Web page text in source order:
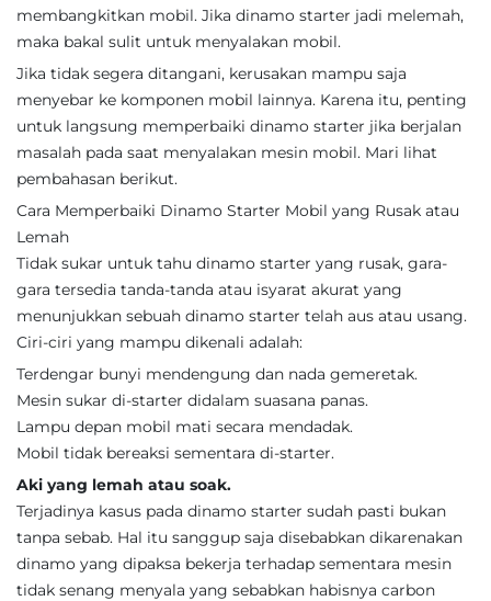
membangkitkan mobil. Jika dinamo starter jadi melemah,
maka bakal sulit untuk menyalakan mobil.
Jika tidak segera ditangani, kerusakan mampu saja
menyebar ke komponen mobil lainnya. Karena itu, penting
untuk langsung memperbaiki dinamo starter jika berjalan
masalah pada saat menyalakan mesin mobil. Mari lihat
pembahasan berikut.
Cara Memperbaiki Dinamo Starter Mobil yang Rusak atau
Lemah
Tidak sukar untuk tahu dinamo starter yang rusak, gara-
gara tersedia tanda-tanda atau isyarat akurat yang
menunjukkan sebuah dinamo starter telah aus atau usang.
Ciri-ciri yang mampu dikenali adalah:
Terdengar bunyi mendengung dan nada gemeretak.
Mesin sukar di-starter didalam suasana panas.
Lampu depan mobil mati secara mendadak.
Mobil tidak bereaksi sementara di-starter.
Aki yang lemah atau soak.
Terjadinya kasus pada dinamo starter sudah pasti bukan
tanpa sebab. Hal itu sanggup saja disebabkan dikarenakan
dinamo yang dipaksa bekerja terhadap sementara mesin
tidak senang menyala yang sebabkan habisnya carbon